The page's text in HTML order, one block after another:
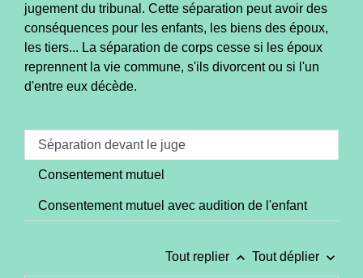
jugement du tribunal. Cette séparation peut avoir des
conséquences pour les enfants, les biens des époux,
les tiers... La séparation de corps cesse si les époux
reprennent la vie commune, s'ils divorcent ou si l'un
d'entre eux décède.
Séparation devant le juge
Consentement mutuel
Consentement mutuel avec audition de l'enfant
Tout replier keyboard_arrow_up Tout déplier keyboard_arrow_down